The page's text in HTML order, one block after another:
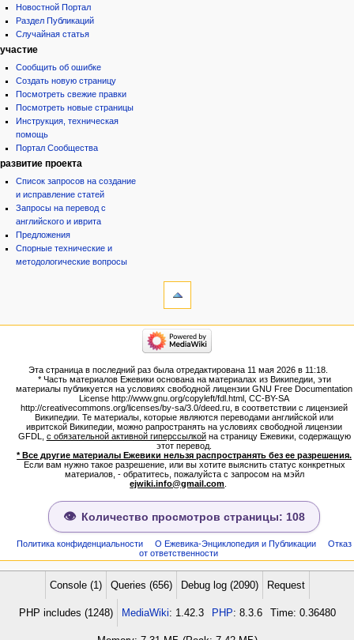
Новостной Портал
Раздел Публикаций
Случайная статья
участие
Сообщить об ошибке
Создать новую страницу
Посмотреть свежие правки
Посмотреть новые страницы
Инструкция, техническая
помощь
Портал Сообщества
развитие проекта
Список запросов на создание
и исправление статей
Запросы на перевод с
английского и иврита
Предложения
Спорные технические и
методологические вопросы
Версия
для
Постоянная
ссылка
Сведения
о странице
категории
Народ
Проекты
Проекты/Участники/
дополнения
Публикации:Авторы
Публикации:Статьи по типу
Темы
ежевиковый куст
ЕжеВиКа,Еврейская Вики-
ЕжеВиКа-ТаНаХ
ЕжеВиКа-Публикации
ЕжеВиКа-Книги (бумажные и
электронные), аудиокурсы,
Заглавная страница
Эта страница в последний раз была отредактирована 11 мая 2026 в 11:18.
* Часть материалов Ежевики основана на материалах из Википедии, эти
материалы публикуется на условиях свободной лицензии GNU Free Documentation
License http://www.gnu.org/copyleft/fdl.html, CC-BY-SA
http://creativecommons.org/licenses/by-sa/3.0/deed.ru, в соответствии с лицензией
Википедии. Те материалы, которые являются переводами английской или
ивритской Википедии, можно рапространять на условиях свободной лицензии
GFDL, с обязательной активной гиперссылкойна страницу Ежевики, содержащую
этот перевод.
* Все другие материалы Ежевики нельзя распространять без ее разрешения.
Если вам нужно такое разрешение, или вы хотите выяснить статус конкретных
материалов, - обратитесь, пожалуйста с запросом на мэйл
ejwiki.info@gmail.com
Количество просмотров страницы: 108
Политика конфиденциальности О Ежевика-Энциклопедия и Публикации
Отказ
от ответственности
Console (1) Queries (656) Debug log (2090) Request
PHP includes (1248) MediaWiki: 1.42.3 PHP: 8.3.6 Time: 0.36480